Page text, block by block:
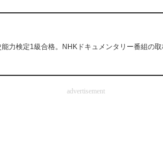
力検定1級合格。NHKドキュメンタリー番組の
advertisement